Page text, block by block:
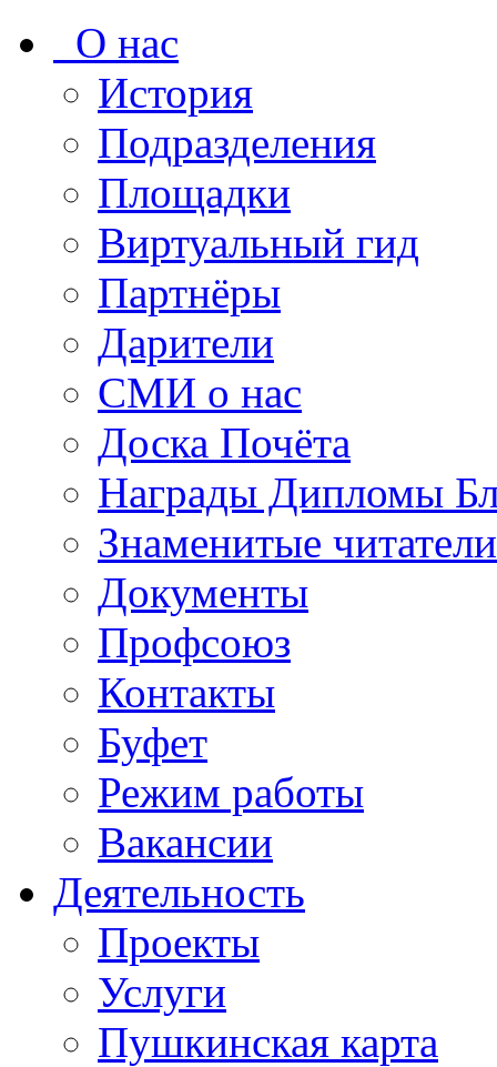
О нас
История
Подразделения
Площадки
Виртуальный гид
Партнёры
Дарители
СМИ о нас
Доска Почёта
Награды Дипломы
Знаменитые
Документы
Профсоюз
Контакты
Буфет
Режим работы
Вакансии
Деятельность
Проекты
Услуги
Пушкинская карта